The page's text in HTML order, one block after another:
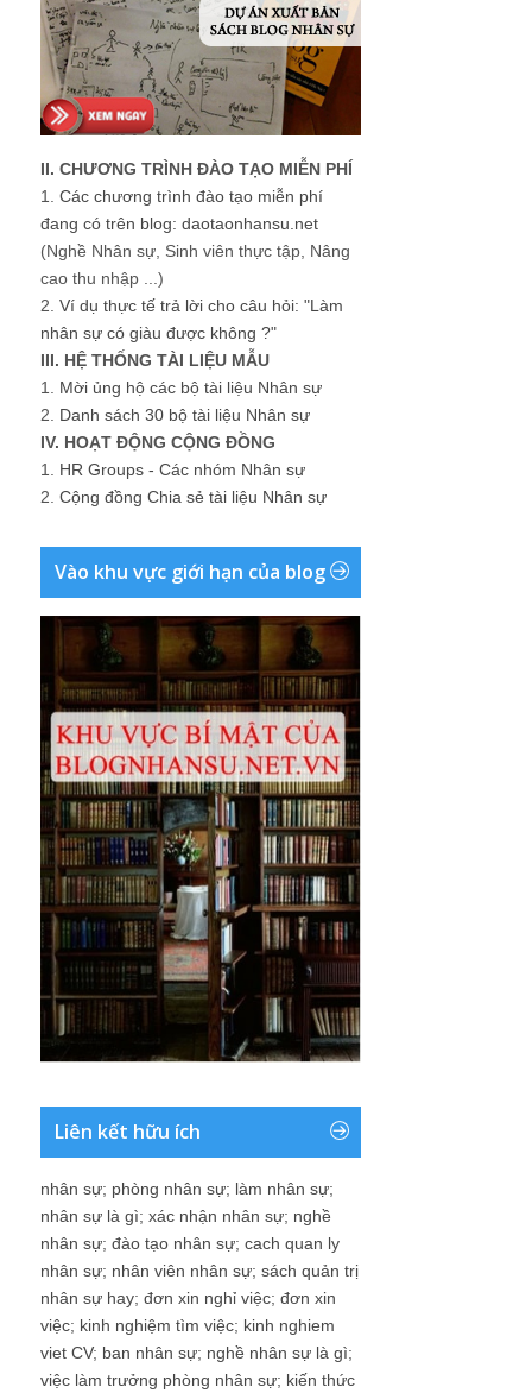
II. CHƯƠNG TRÌNH ĐÀO TẠO MIỄN PHÍ
1. Các chương trình đào tạo miễn phí
đang có trên blog: daotaonhansu.net
(Nghề Nhân sự, Sinh viên thực tập, Nâng
cao thu nhập ...)
2. Ví dụ thực tế trả lời cho câu hỏi: "Làm
nhân sự có giàu được không ?"
III. HỆ THỐNG TÀI LIỆU MẪU
1. Mời ủng hộ các bộ tài liệu Nhân sự
2. Danh sách 30 bộ tài liệu Nhân sự
IV. HOẠT ĐỘNG CỘNG ĐỒNG
1. HR Groups - Các nhóm Nhân sự
2. Cộng đồng Chia sẻ tài liệu Nhân sự
Vào khu vực giới hạn của blog
Liên kết hữu ích
nhân sự; phòng nhân sự; làm nhân sự;
nhân sự là gì; xác nhận nhân sự; nghề
nhân sự; đào tạo nhân sự; cach quan ly
nhân sự; nhân viên nhân sự; sách quản trị
nhân sự hay; đơn xin nghỉ việc; đơn xin
việc; kinh nghiệm tìm việc; kinh nghiem
viet CV; ban nhân sự; nghề nhân sự là gì;
việc làm trưởng phòng nhân sự; kiến thức